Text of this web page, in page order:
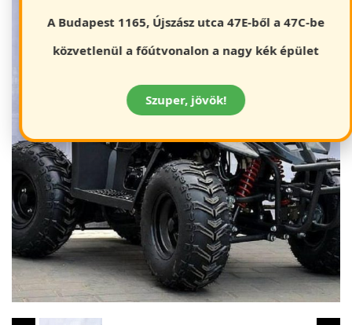
A Budapest 1165, Újszász utca 47E-ből a 47C-be
közvetlenül a főútvonalon a nagy kék épület
Szuper, jövök!